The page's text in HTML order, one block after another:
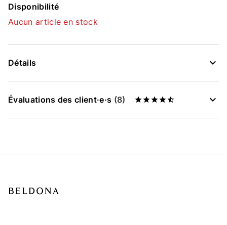
Disponibilité
Aucun article en stock
Détails
Évaluations des client·e·s (8)